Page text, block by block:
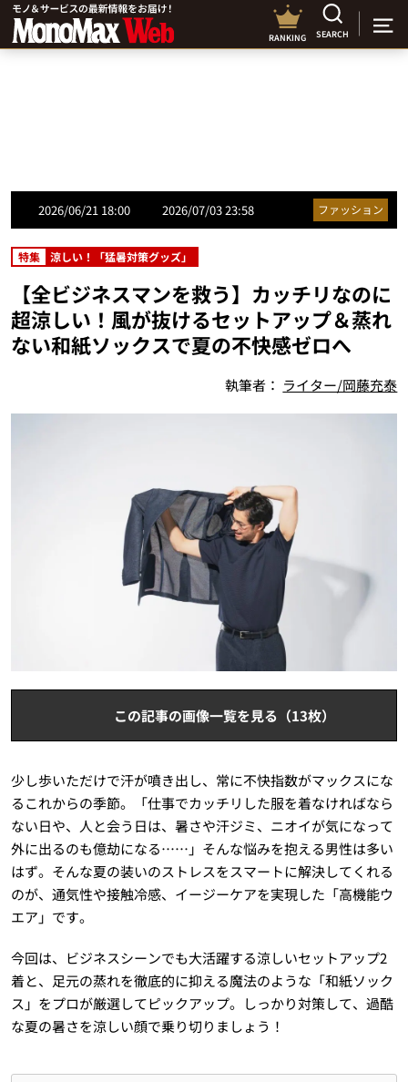
RANKING SEARCH
2026/06/21 18:00 2026/07/03 23:58 ファッション
特集 涼しい！「猛暑対策グッズ」
【全ビジネスマンを救う】カッチリなのに
超涼しい！風が抜けるセットアップ＆蒸れ
ない和紙ソックスで夏の不快感ゼロへ
執筆者： ライター/岡藤充泰
この記事の画像一覧を見る（13枚）
少し歩いただけで汗が噴き出し、常に不快指数がマックスにな
るこれからの季節。「仕事でカッチリした服を着なければなら
ない日や、人と会う日は、暑さや汗ジミ、ニオイが気になって
外に出るのも億劫になる……」そんな悩みを抱える男性は多い
はず。そんな夏の装いのストレスをスマートに解決してくれる
のが、通気性や接触冷感、イージーケアを実現した「高機能ウ
エア」です。
今回は、ビジネスシーンでも大活躍する涼しいセットアップ2
着と、足元の蒸れを徹底的に抑える魔法のような「和紙ソック
ス」をプロが厳選してピックアップ。しっかり対策して、過酷
な夏の暑さを涼しい顔で乗り切りましょう！